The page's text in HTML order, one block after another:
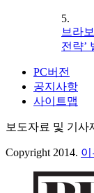
5.
브라
전략’
PC버전
공지사항
사이트맵
보도자료 및 기사
Copyright 2014. 이